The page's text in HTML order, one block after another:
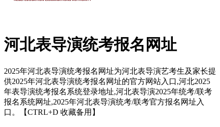
河北表导演统考报名网址
2025年河北表导演统考报名网址为河北表导演艺考生及家长提
供2025年河北表导演统考报名网址的官方网站入口,河北2025
年表导演统考报名系统登录地址,河北表导演2025年统考/联考
报名系统网址,2025年河北表导演统考/联考官方报名网址入
口。【CTRL+D 收藏备用】